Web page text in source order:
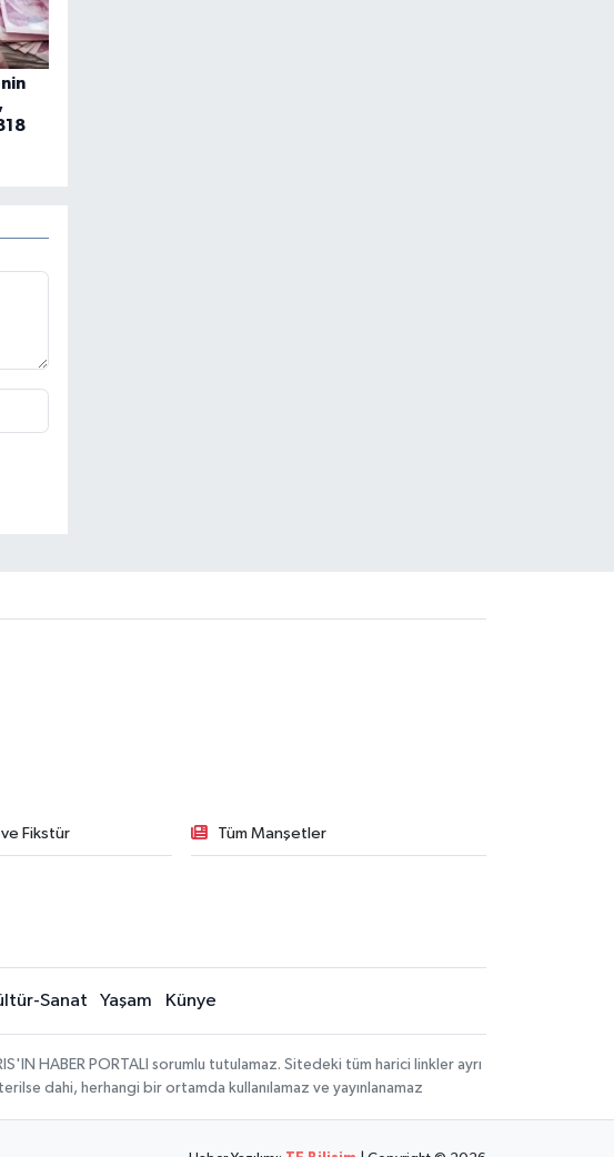
Fikstür Tüm Manşetler
Sanat Yaşam Künye
HABER PORTALI sorumlu tutulamaz. Sitedeki tüm harici linkler ayrı
dahi, herhangi bir ortamda kullanılamaz ve yayınlanamaz